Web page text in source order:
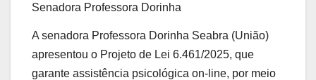
Senadora Professora Dorinha
A senadora Professora Dorinha Seabra (União)
apresentou o Projeto de Lei 6.461/2025, que
garante assistência psicológica on-line, por meio